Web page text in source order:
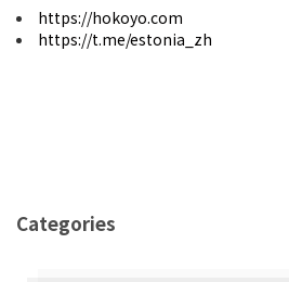
https://hokoyo.com
https://t.me/estonia_zh
Categories